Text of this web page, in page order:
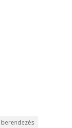
berendezés